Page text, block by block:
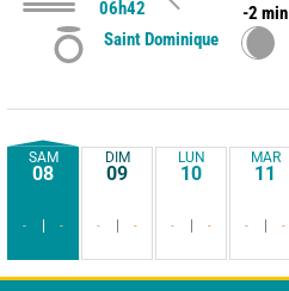
06h42
-2 min
Saint Dominique
SAM
08
- -
DIM
09
- -
LUN
10
- -
MAR
11
- -